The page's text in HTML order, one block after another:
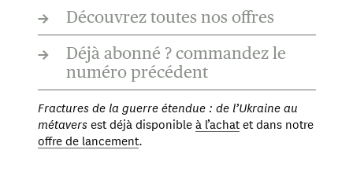
→ Découvrez toutes nos offres
→
Déjà abonné ? commandez le
numéro précédent
Fractures de la guerre étendue : de l’Ukraine au
métaversest déjà disponibleà l’achatet dans notre
offre de lancement.